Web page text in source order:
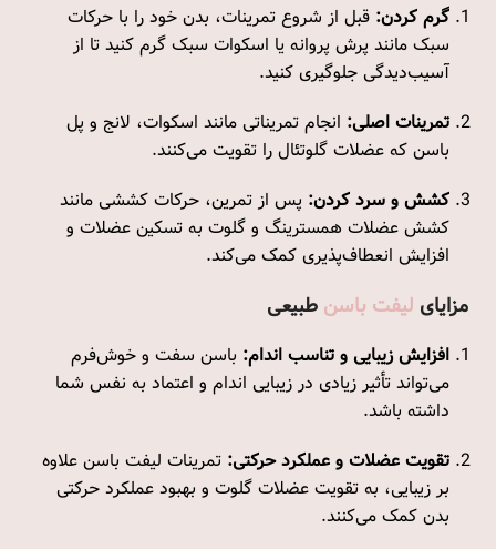
گرم کردن: قبل از شروع تمرینات، بدن خود را با حرکات
سبک مانند پرش پروانه یا اسکوات سبک گرم کنید تا از
آسیب‌دیدگی جلوگیری کنید.
تمرینات اصلی: انجام تمریناتی مانند اسکوات، لانج و پل
باسن که عضلات گلوتئال را تقویت می‌کنند.
کشش و سرد کردن: پس از تمرین، حرکات کششی مانند
کشش عضلات همسترینگ و گلوت به تسکین عضلات و
افزایش انعطاف‌پذیری کمک می‌کند.
مزایای لیفت باسنطبیعی
افزایش زیبایی و تناسب اندام: باسن سفت و خوش‌فرم
می‌تواند تأثیر زیادی در زیبایی اندام و اعتماد به نفس شما
داشته باشد.
تقویت عضلات و عملکرد حرکتی: تمرینات لیفت باسن علاوه
بر زیبایی، به تقویت عضلات گلوت و بهبود عملکرد حرکتی
بدن کمک می‌کنند.